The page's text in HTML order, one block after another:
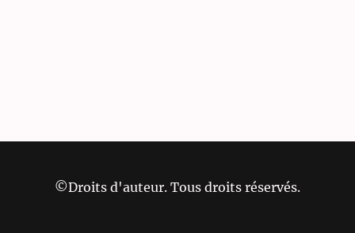
©Droits d'auteur. Tous droits réservés.